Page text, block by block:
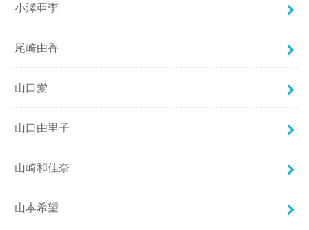
小澤亜李
尾崎由香
山口愛
山口由里子
山崎和佳奈
山本希望